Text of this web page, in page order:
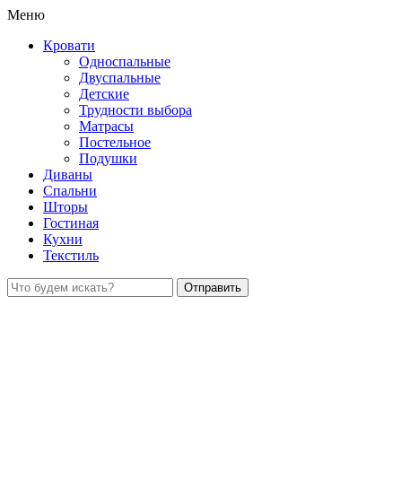
Меню
Кровати
Односпальные
Двуспальные
Детские
Трудности выбора
Матрасы
Постельное
Подушки
Диваны
Спальни
Шторы
Гостиная
Кухни
Текстиль